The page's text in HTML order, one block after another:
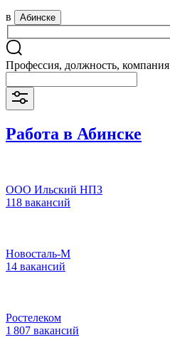
в Абинске
Профессия, должность, компания
Работа в Абинске
ООО Ильский НПЗ
118 вакансий
Новосталь-М
14 вакансий
Ростелеком
1 807 вакансий